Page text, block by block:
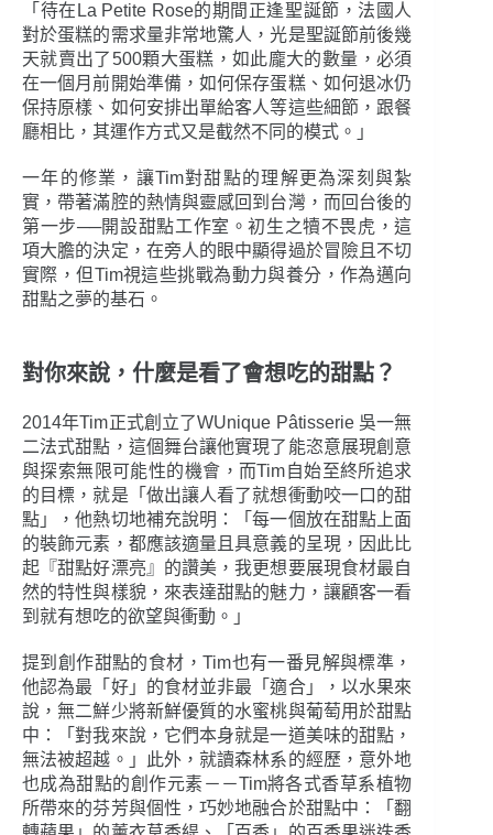
「待在La Petite Rose的期間正逢聖誕節，法國人
對於蛋糕的需求量非常地驚人，光是聖誕節前後幾
天就賣出了500顆大蛋糕，如此龐大的數量，必須
在一個月前開始準備，如何保存蛋糕、如何退冰仍
保持原樣、如何安排出單給客人等這些細節，跟餐
廳相比，其運作方式又是截然不同的模式。」
一年的修業，讓Tim對甜點的理解更為深刻與紮
實，帶著滿腔的熱情與靈感回到台灣，而回台後的
第一步──開設甜點工作室。初生之犢不畏虎，這
項大膽的決定，在旁人的眼中顯得過於冒險且不切
實際，但Tim視這些挑戰為動力與養分，作為邁向
甜點之夢的基石。
對你來說，什麼是看了會想吃的甜點？
2014年Tim正式創立了WUnique Pâtisserie 吳一無
二法式甜點，這個舞台讓他實現了能恣意展現創意
與探索無限可能性的機會，而Tim自始至終所追求
的目標，就是「做出讓人看了就想衝動咬一口的甜
點」，他熱切地補充說明：「每一個放在甜點上面
的裝飾元素，都應該適量且具意義的呈現，因此比
起『甜點好漂亮』的讚美，我更想要展現食材最自
然的特性與樣貌，來表達甜點的魅力，讓顧客一看
到就有想吃的欲望與衝動。」
提到創作甜點的食材，Tim也有一番見解與標準，
他認為最「好」的食材並非最「適合」，以水果來
說，無二鮮少將新鮮優質的水蜜桃與葡萄用於甜點
中：「對我來說，它們本身就是一道美味的甜點，
無法被超越。」此外，就讀森林系的經歷，意外地
也成為甜點的創作元素－－Tim將各式香草系植物
所帶來的芬芳與個性，巧妙地融合於甜點中：「翻